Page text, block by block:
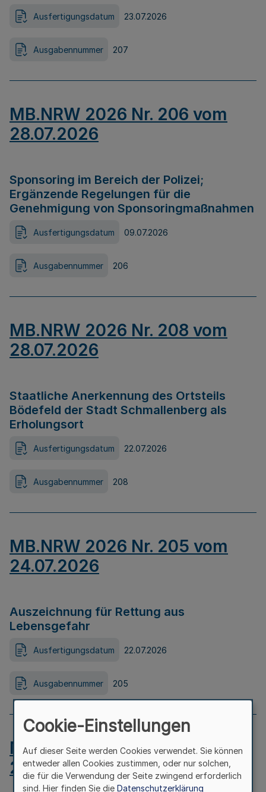
Ausfertigungsdatum 23.07.2026
Ausgabennummer 207
MB.NRW 2026 Nr. 206 vom
28.07.2026
Sponsoring im Bereich der Polizei;
Ergänzende Regelungen für die
Genehmigung von Sponsoringmaßnahmen
Ausfertigungsdatum 09.07.2026
Ausgabennummer 206
MB.NRW 2026 Nr. 208 vom
28.07.2026
Staatliche Anerkennung des Ortsteils
Bödefeld der Stadt Schmallenberg als
Erholungsort
Ausfertigungsdatum 22.07.2026
Ausgabennummer 208
MB.NRW 2026 Nr. 205 vom
24.07.2026
Auszeichnung für Rettung aus
Lebensgefahr
Ausfertigungsdatum 22.07.2026
Ausgabennummer 205
MB.NRW 2026 Nr. 204 vom
24.07.2026
Cookie-Einstellungen
Auf dieser Seite werden Cookies verwendet. Sie können
entweder allen Cookies zustimmen, oder nur solchen,
die für die Verwendung der Seite zwingend erforderlich
sind. Hier finden Sie die Datenschutzerklärung